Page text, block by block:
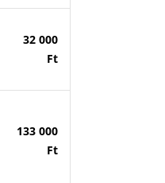
32 000
Ft
133 000
Ft